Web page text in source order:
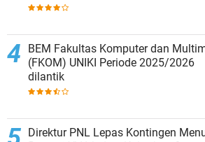
BEM Fakultas Komputer dan
(FKOM) UNIKI Periode 2025/2026
dilantik
Direktur PNL Lepas Kontingen